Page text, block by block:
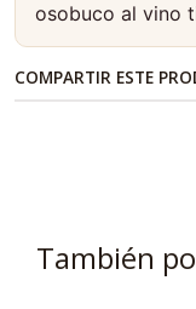
osobuco al vino
COMPARTIR ESTE
También